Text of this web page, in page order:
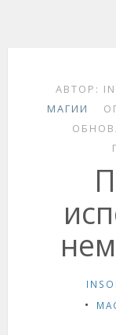
АВТОР:
МАГИИ